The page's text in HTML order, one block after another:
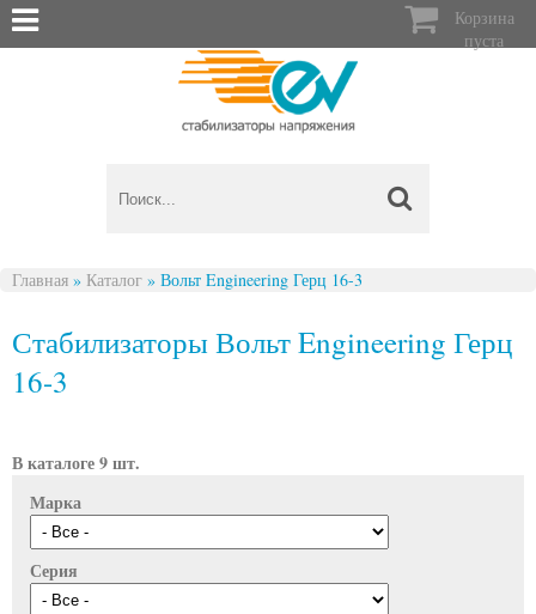

Корзина
пуста
Главная » Каталог » Вольт Engineering Герц 16-3
Стабилизаторы Вольт Engineering Герц
16-3
В каталоге 9 шт.
Марка
Серия